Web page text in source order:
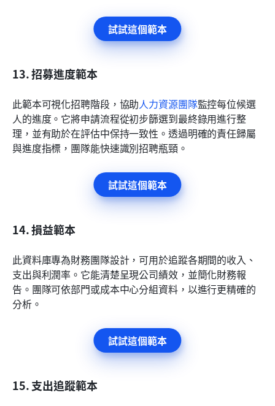
試試這個範本
13. 招募進度範本
此範本可視化招聘階段，協助人力資源團隊監控每位候選
人的進度。它將申請流程從初步篩選到最終錄用進行整
理，並有助於在評估中保持一致性。透過明確的責任歸屬
與進度指標，團隊能快速識別招聘瓶頸。
試試這個範本
14. 損益範本
此資料庫專為財務團隊設計，可用於追蹤各期間的收入、
支出與利潤率。它能清楚呈現公司績效，並簡化財務報
告。團隊可依部門或成本中心分組資料，以進行更精確的
分析。
試試這個範本
15. 支出追蹤範本